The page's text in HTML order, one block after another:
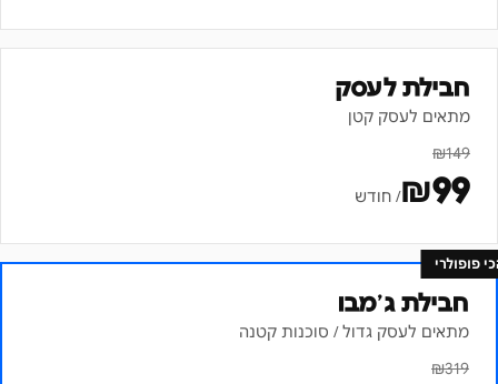
חבילת לעסק
מתאים לעסק קטן
₪149
₪99 / חודש
פופולרי
חבילת ג׳מבו
מתאים לעסק גדול / סוכנות קטנה
₪319